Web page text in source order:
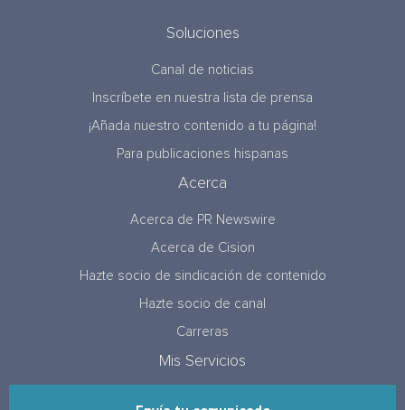
Soluciones
Canal de noticias
Inscríbete en nuestra lista de prensa
¡Añada nuestro contenido a tu página!
Para publicaciones hispanas
Acerca
Acerca de PR Newswire
Acerca de Cision
Hazte socio de sindicación de contenido
Hazte socio de canal
Carreras
Mis Servicios